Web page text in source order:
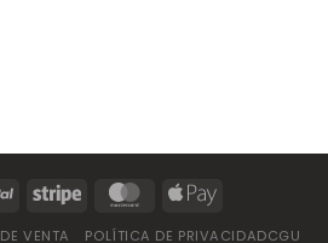
VENTA
POLÍTICA DE PRIVACIDADCGU